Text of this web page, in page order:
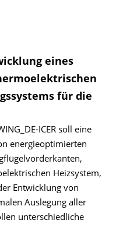
eines
für die
ICER soll eine
energieoptimierten
Heizsystem,
Entwicklung von
Auslegung aller
unterschiedliche